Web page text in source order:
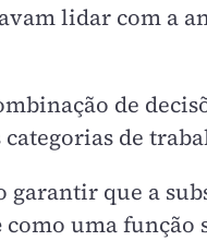
lidar com a
de
de
que a
como uma